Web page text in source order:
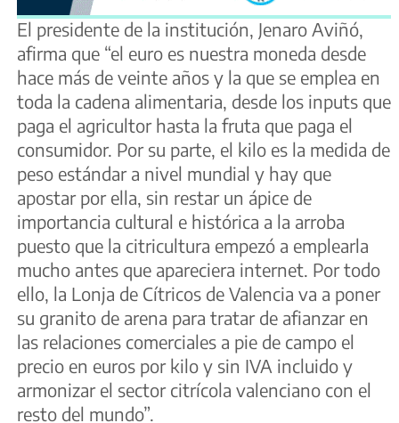
El presidente de la institución, Jenaro Aviñó,
afirma que “el euro es nuestra moneda desde
hace más de veinte años y la que se emplea en
toda la cadena alimentaria, desde los inputs que
paga el agricultor hasta la fruta que paga el
consumidor. Por su parte, el kilo es la medida de
peso estándar a nivel mundial y hay que
apostar por ella, sin restar un ápice de
importancia cultural e histórica a la arroba
puesto que la citricultura empezó a emplearla
mucho antes que apareciera internet. Por todo
ello, la Lonja de Cítricos de Valencia va a poner
su granito de arena para tratar de afianzar en
las relaciones comerciales a pie de campo el
precio en euros por kilo y sin IVA incluido y
armonizar el sector citrícola valenciano con el
resto del mundo”.